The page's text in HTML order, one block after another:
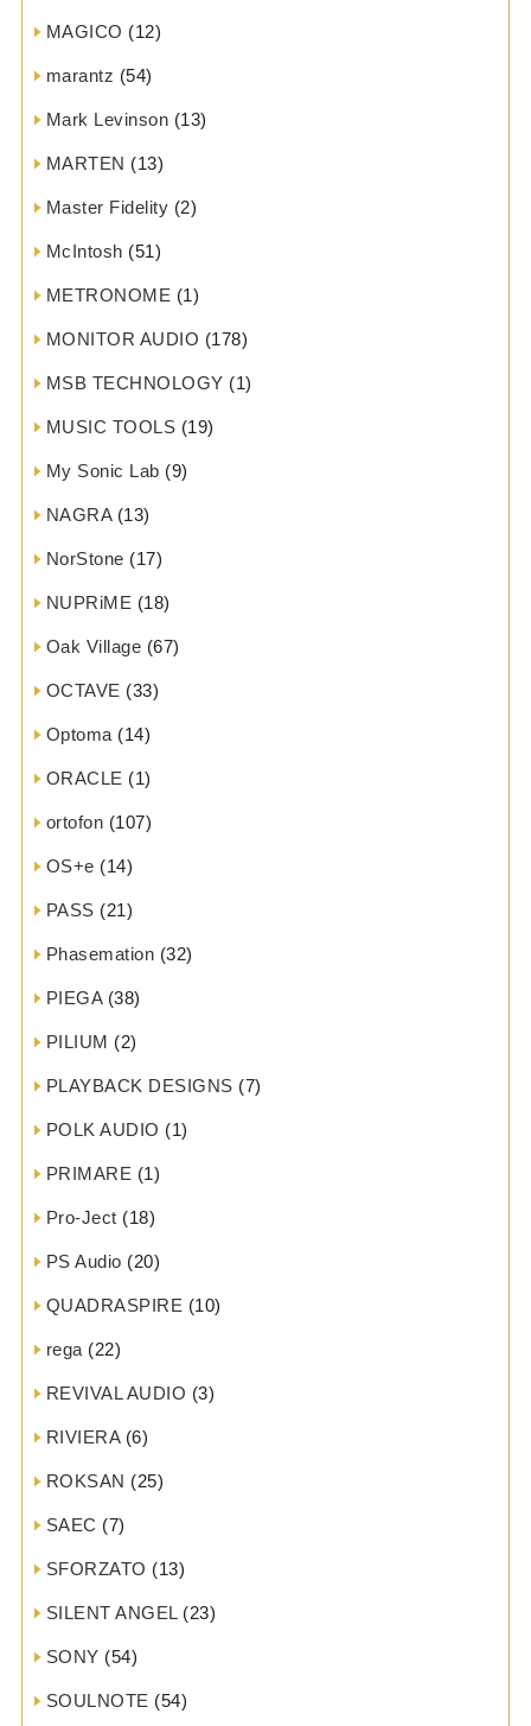
MAGICO (12)
marantz (54)
Mark Levinson (13)
MARTEN (13)
Master Fidelity (2)
McIntosh (51)
METRONOME (1)
MONITOR AUDIO (178)
MSB TECHNOLOGY (1)
MUSIC TOOLS (19)
My Sonic Lab (9)
NAGRA(13)
NorStone (17)
NUPRiME (18)
Oak Village (67)
OCTAVE (33)
Optoma (14)
ORACLE (1)
ortofon (107)
OS+e (14)
PASS (21)
Phasemation (32)
PIEGA(38)
PILIUM (2)
PLAYBACK DESIGNS (7)
POLK AUDIO (1)
PRIMARE (1)
Pro-Ject (18)
PS Audio (20)
QUADRASPIRE (10)
rega (22)
REVIVAL AUDIO (3)
RIVIERA(6)
ROKSAN (25)
SAEC (7)
SFORZATO (13)
SILENT ANGEL(23)
SONY (54)
SOULNOTE (54)